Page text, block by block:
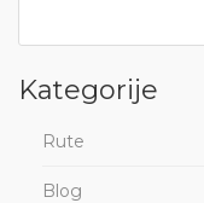
Kategorije
Rute
Blog